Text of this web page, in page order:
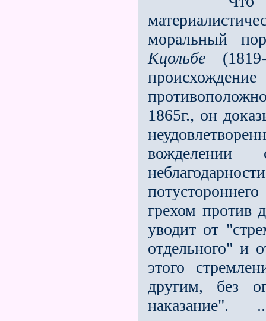
моральный
Кцольбе
1865г., он
вожделении
грехом против
уводит от
отдельного" и
этого
другим, без
наказание".